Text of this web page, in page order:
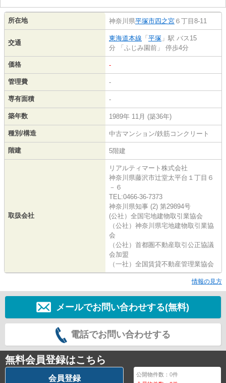
所在地 神奈川県平塚市四之宮 ６丁目8-11
交通
東海道本線 「 平塚 」駅 バス15
分 「ふじみ園前」 停歩4分
価格 -
管理費 -
専有面積 -
築年数 1989年 11月 (築36年)
種別/構造 中古マンション/鉄筋コンクリート
階建 5階建
取扱会社
リアルティマート株式会社
神奈川県藤沢市辻堂太平台１丁目６
－６
TEL:0466-36-7373
神奈川県知事 (2) 第29894号
(公社）全国宅地建物取引業協会
（公社）神奈川県宅地建物取引業協
会
（公社）首都圏不動産取引公正協議
会加盟
（一社）全国賃貸不動産管理業協会
情報の見方
メールでお問い合わせする(無料)
電話でお問い合わせする
無料会員登録はこちら
会員登録 公開物件数：0件